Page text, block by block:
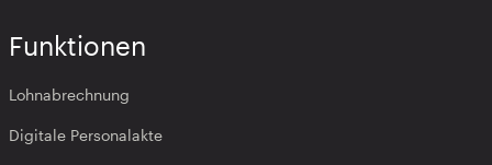
Funktionen
Lohnabrechnung
Digitale Personalakte